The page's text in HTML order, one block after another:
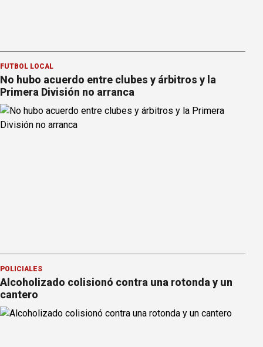
FÚTBOL LOCAL
No hubo acuerdo entre clubes y árbitros y la
Primera División no arranca
POLICIALES
Alcoholizado colisionó contra una rotonda y un
cantero